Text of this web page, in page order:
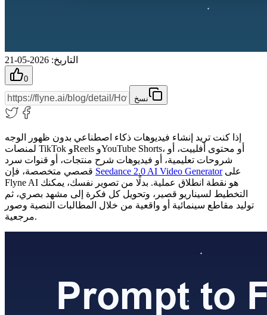
التاريخ:
2026-05-21
0
نسخ
إذا كنت تريد إنشاء فيديوهات ذكاء اصطناعي بدون ظهور الوجه
لمنصات TikTok وReels وYouTube Shorts، أو محتوى أفلييت، أو
شروحات تعليمية، أو فيديوهات شرح منتجات، أو قنوات سرد
Seedance 2.0 AI Video Generatorعلى
Flyne AI هو نقطة انطلاق عملية. بدلًا من تصوير نفسك، يمكنك
التخطيط لسيناريو قصير، وتحويل كل فكرة إلى مشهد بصري، ثم
توليد مقاطع سينمائية أو واقعية من خلال المطالبات النصية وصور
مرجعية.